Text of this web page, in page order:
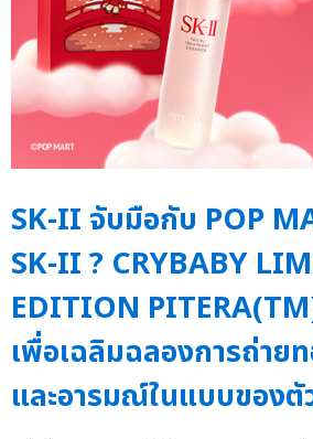
SK-II จับมือกับ POP
SK-II ? CRYBABY
EDITION
เพื่อเฉลิมฉลองการถ่าย
และอารมณ์ในแบบของตั